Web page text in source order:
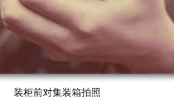
装柜前对集装箱拍照